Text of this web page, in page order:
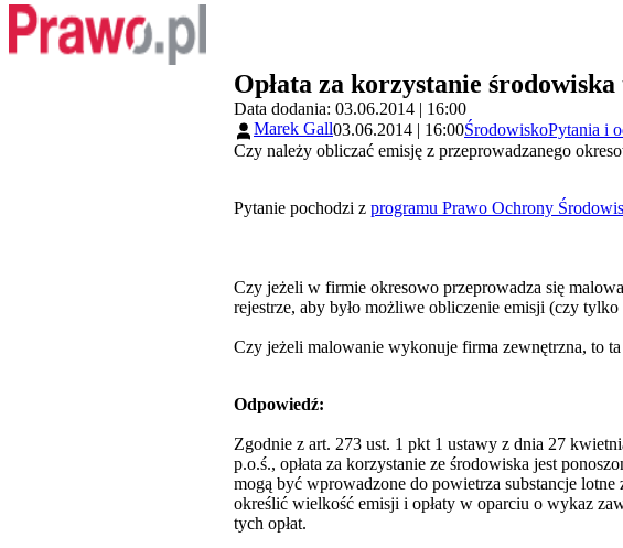
Opłata za korzystanie
Data dodania: 03.06.2014 | 16:00
Marek Gall03.06.2014 | 16:00ŚrodowiskoPytania i
Czy należy obliczać emisję z przeprowadzanego
Pytanie pochodzi z programu Prawo Ochrony
Czy jeżeli w firmie okresowo przeprowadza się
rejestrze, aby było możliwe obliczenie emisji (czy
Czy jeżeli malowanie wykonuje firma zewnętrzna, to
Odpowiedź:
Zgodnie z art. 273 ust. 1 pkt 1 ustawy z dnia 27
p.o.ś., opłata za korzystanie ze środowiska jest
mogą być wprowadzone do powietrza substancje
określić wielkość emisji i opłaty w oparciu o wykaz
tych opłat.